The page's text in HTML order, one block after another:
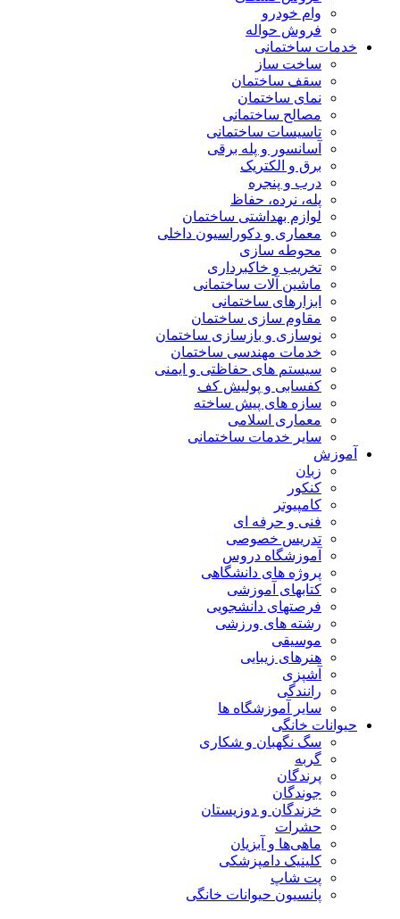
وام خودرو
فروش حواله
خدمات ساختمانی
ساخت ساز
سقف ساختمان
نمای ساختمان
مصالح ساختمانی
تاسیسات ساختمانی
آسانسور و پله برقی
برق و الکتریک
درب و پنجره
پله، نرده، حفاظ
لوازم بهداشتی ساختمان
معماری و دکوراسیون داخلی
محوطه سازی
تخریب و خاکبرداری
ماشین آلات ساختمانی
ابزارهای ساختمانی
مقاوم سازی ساختمان
نوسازی و بازسازی ساختمان
خدمات مهندسی ساختمان
سیستم های حفاظتی و ایمنی
کفسابی و پولیش کف
سازه های پیش ساخته
معماری اسلامی
سایر خدمات ساختمانی
آموزش
زبان
کنکور
کامپیوتر
فنی و حرفه ای
تدریس خصوصی
آموزشگاه دروس
پروژه های دانشگاهی
کتابهای آموزشی
فرصتهای دانشجویی
رشته های ورزشی
موسیقی
هنرهای زیبایی
آشپزی
رانندگی
سایر آموزشگاه ها
حیوانات خانگی
سگ نگهبان و شکاری
گربه
پرندگان
جوندگان
خزندگان و دوزیستان
حشرات
ماهی‌ها و آبزیان
کلینیک دامپزشکی
پت شاپ
پانسیون حیوانات خانگی